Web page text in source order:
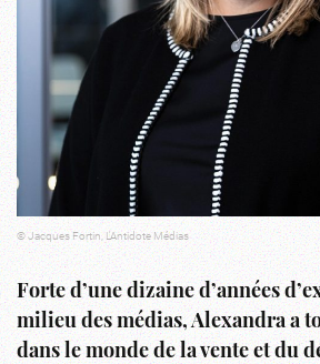
© Jacques Fortin, L'Antidote Médias
Forte d’une dizaine d’années
milieu des médias, Alexandra a
dans le monde de la vente et du